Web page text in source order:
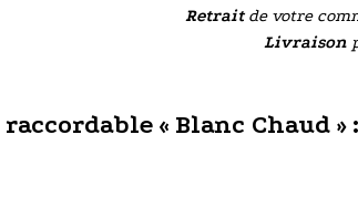
Retraitde votre
Livraison
« Blanc Chaud